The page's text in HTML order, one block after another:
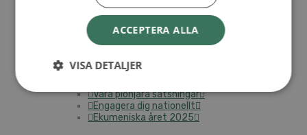
Våra arbeten
Nationellt
Nationella avdelningen
Våra pionjära satsningar
Engagera dig nationellt
Ekumeniska året 2025
ACCEPTERA ALLA
VISA DETALJER